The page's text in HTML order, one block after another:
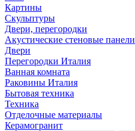
Картины
Скульптуры
Двери, перегородки
Акустические стеновые панели
Двери
Перегородки Италия
Ванная комната
Раковины Италия
Бытовая техника
Техника
Отделочные материалы
Керамогранит